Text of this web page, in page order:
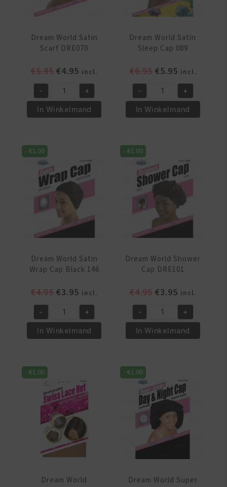
Dream World Satin
Scarf DRE070
€5.95 Oorspronkelijke
was:
€5.95.
€4.95 Huidige
prijs
is:
€4.95.
incl.
Dream
World
Satin
DRE070
aantal
- +
In Winkelmand
Dream World Satin
Sleep Cap 089
€6.95 Oorspronkelijke
was:
€6.95.
€5.95Huidige
prijs
is:
€5.95.
incl.
Dream
World
Satin
Cap
089
aantal
- +
In Winkelmand
-€1.00
Dream World Satin
Wrap Cap Black 146
€4.95 Oorspronkelijke
was:
€4.95.
€3.95 Huidige
prijs
is:
€3.95.
incl.
Dream
World
Satin
Cap
Black
146
aantal
- +
In Winkelmand
-€1.00
Dream World Shower
Cap DRE101
€4.95 Oorspronkelijke
was:
€4.95.
€3.95Huidige
prijs
is:
€3.95.
incl.
Dream
World
Shower
DRE101
aantal
- +
In Winkelmand
-€1.00
Dream World
-€1.00
Dream World Super